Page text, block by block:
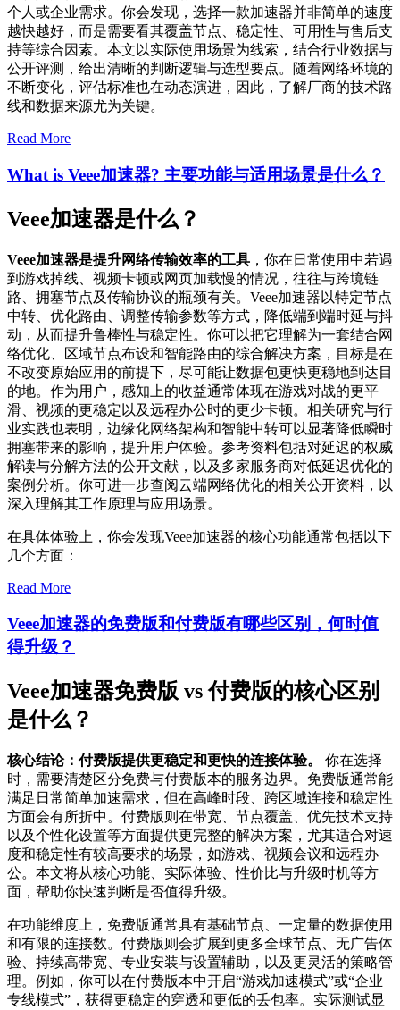
个人或企业需求。你会发现，选择一款加速器并非简单的速度
越快越好，而是需要看其覆盖节点、稳定性、可用性与售后支
持等综合因素。本文以实际使用场景为线索，结合行业数据与
公开评测，给出清晰的判断逻辑与选型要点。随着网络环境的
不断变化，评估标准也在动态演进，因此，了解厂商的技术路
线和数据来源尤为关键。
Read More
What is Veee加速器? 主要功能与适用场景是什么？
Veee加速器是什么？
Veee加速器是提升网络传输效率的工具 ，你在日常使用中若遇
到游戏掉线、视频卡顿或网页加载慢的情况，往往与跨境链
路、拥塞节点及传输协议的瓶颈有关。Veee加速器以特定节点
中转、优化路由、调整传输参数等方式，降低端到端时延与抖
动，从而提升鲁棒性与稳定性。你可以把它理解为一套结合网
络优化、区域节点布设和智能路由的综合解决方案，目标是在
不改变原始应用的前提下，尽可能让数据包更快更稳地到达目
的地。作为用户，感知上的收益通常体现在游戏对战的更平
滑、视频的更稳定以及远程办公时的更少卡顿。相关研究与行
业实践也表明，边缘化网络架构和智能中转可以显著降低瞬时
拥塞带来的影响，提升用户体验。参考资料包括对延迟的权威
解读与分解方法的公开文献，以及多家服务商对低延迟优化的
案例分析。你可进一步查阅云端网络优化的相关公开资料，以
深入理解其工作原理与应用场景。
在具体体验上，你会发现Veee加速器的核心功能通常包括以下
几个方面：
Read More
Veee加速器的免费版和付费版有哪些区别，何时值
得升级？
Veee加速器免费版 vs 付费版的核心区别
是什么？
核心结论：付费版提供更稳定和更快的连接体验。
你在选择
时，需要清楚区分免费与付费版本的服务边界。免费版通常能
满足日常简单加速需求，但在高峰时段、跨区域连接和稳定性
方面会有所折中。付费版则在带宽、节点覆盖、优先技术支持
以及个性化设置等方面提供更完整的解决方案，尤其适合对速
度和稳定性有较高要求的场景，如游戏、视频会议和远程办
公。本文将从核心功能、实际体验、性价比与升级时机等方
面，帮助你快速判断是否值得升级。
在功能维度上，免费版通常具有基础节点、一定量的数据使用
和有限的连接数。付费版则会扩展到更多全球节点、无广告体
验、持续高带宽、专业安装与设置辅助，以及更灵活的策略管
理。例如，你可以在付费版本中开启“游戏加速模式”或“企业
专线模式”，获得更稳定的穿透和更低的丢包率。实际测试显